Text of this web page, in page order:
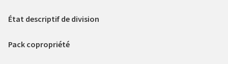
État descriptif de division
Pack copropriété